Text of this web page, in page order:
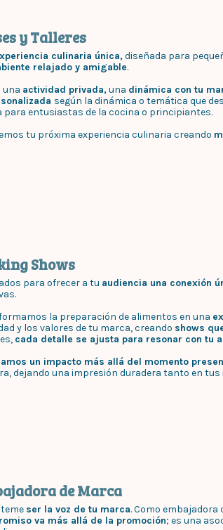
y Talleres
culinaria única,diseñada para
relajado y amigable.
una actividad privada,una dinámica con tu
según la dinámica o temática que
para entusiastas de la cocina o principiantes.
tu próxima experiencia culinaria creando
Shows
para ofrecer a tu audiencia una conexión
la preparación de alimentos en una
y los valores de tu marca, creando shows
cada detalle se ajusta para resonar con tu
un impacto más allá del momento
dejando una impresión duradera tanto en
de Marca
ser la voz de tu marca. Como
va más allá de la promoción; es una